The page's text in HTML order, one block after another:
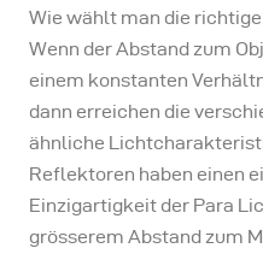
Wie wählt man die richtige
Wenn der Abstand zum
einem konstanten
dann erreichen die
ähnliche
Reflektoren haben einen
Einzigartigkeit der Para
grösserem Abstand zum